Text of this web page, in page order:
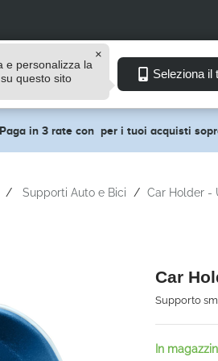
e personalizza la
questo sito
Seleziona il
in 3 rate con per i tuoi acquisti
Supporti Auto e Bici Car Holder -
Car
Supporto
In